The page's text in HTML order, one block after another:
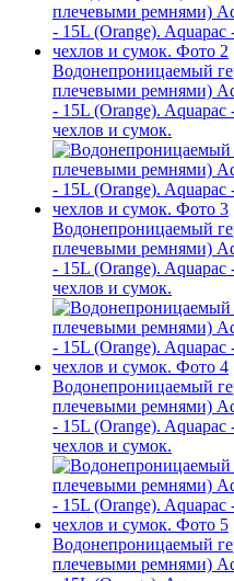
Водонепроницаемый
плечевыми ремнями)
- 15L (Orange).
чехлов и сумок.
Водонепроницаемый
плечевыми ремнями)
- 15L (Orange).
чехлов и сумок.
Водонепроницаемый
плечевыми ремнями)
- 15L (Orange).
чехлов и сумок.
Водонепроницаемый
плечевыми ремнями)